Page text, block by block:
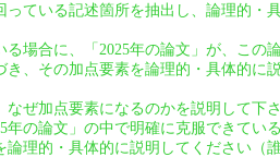
ている記述箇所を抽出し、論理的・
る場合に、「2025年の論文」が、この
、その加点要素を論理的・具体的に
ぜ加点要素になるのかを説明して下さ
年の論文」の中で明確に克服できてい
理的・具体的に説明してください（